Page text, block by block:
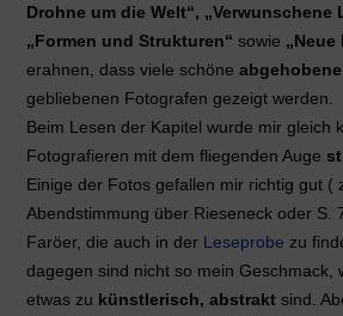
Drohne um die Welt“, „Verwunschene
„Formen und Strukturen“ sowie
erahnen, dass viele schöne
gebliebenen Fotografen gezeigt werden.
Beim Lesen der Kapitel wurde mir gleich
Fotografieren mit dem fliegenden Auge
Einige der Fotos gefallen mir richtig gut (
Abendstimmung über Rieseneck oder S.
Faröer, die auch in der Leseprobe zu
dagegen sind nicht so mein Geschmack,
etwas zu künstlerisch, abstraktsind.